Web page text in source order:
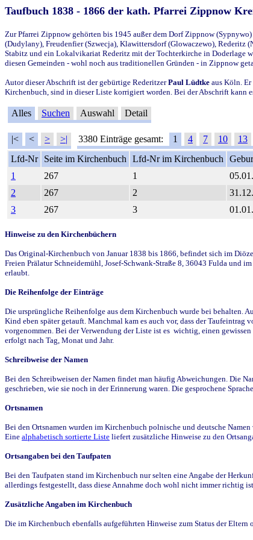
Taufbuch 1838 - 1866 der kath. Pfarrei Zippnow
Zur Pfarrei Zippnow gehörten bis 1945 außer dem Dorf Zippnow
(Dudylany), Freudenfier (Szwecja), Klawittersdorf (Glowaczewo), Rederitz
Stabitz und ein Lokalvikariat Rederitz mit der Tochterkirche in Doderlage
diesen Gemeinden - wohl noch aus traditionellen Gründen - in Zippnow
Autor dieser Abschrift ist der gebürtige RederitzerPaul Lüdtke aus Köln.
Kirchenbuch, sind in dieser Liste korrigiert worden. Bei der Abschrift kann
Alles Suchen Auswahl Detail
|< < > >| 3380 Einträge gesamt: 1 4 7 10 13
Lfd-Nr
Seite im Kirchenbuch Lfd-Nr im Kirchenbuch
1
267 1
2
267 2
3
267 3
Hinweise zu den Kirchenbüchern
Das Original-Kirchenbuch von Januar 1838 bis 1866, befindet sich im
Freien Prälatur Schneidemühl, Josef-Schwank-Straße 8, 36043 Fulda und
erlaubt.
Die Reihenfolge der Einträge
Die ursprüngliche Reihenfolge aus dem Kirchenbuch wurde bei behalten.
Kind eben später getauft. Manchmal kam es auch vor, dass der
vorgenommen. Bei der Verwendung der Liste ist es wichtig, einen
erfolgt nach Tag, Monat und Jahr.
Schreibweise der Namen
Bei den Schreibweisen der Namen findet man häufig Abweichungen. Die
geschrieben, wie sie noch in der Erinnerung waren. Die gesprochene
Ortsnamen
Bei den Ortsnamen wurden im Kirchenbuch polnische und deutsche
Eine alphabetisch sortierte Liste liefert zusätzliche Hinweise zu den
Ortsangaben bei den Taufpaten
Bei den Taufpaten stand im Kirchenbuch nur selten eine Angabe der
allerdings festgestellt, dass diese Annahme doch wohl nicht immer richtig
Zusätzliche Angaben im Kirchenbuch
Die im Kirchenbuch ebenfalls aufgeführten Hinweise zum Status der Eltern